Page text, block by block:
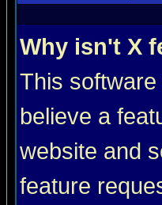
Why isn't X
This
believe a
website and
feature